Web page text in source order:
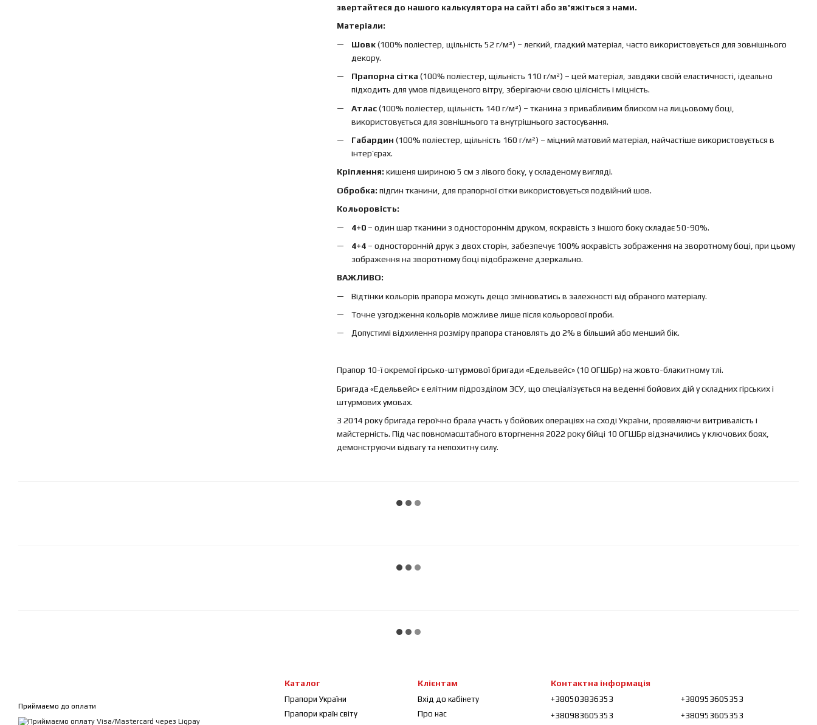
звертайтеся до нашого калькулятора на сайті або зв'яжіться з нами.
Матеріали:
Шовк(100% поліестер, щільність 52 г/м²) – легкий, гладкий матеріал, часто використовується для зовнішнього
декору.
Прапорна сітка (100% поліестер, щільність 110 г/м²) – цей матеріал, завдяки своїй еластичності, ідеально
підходить для умов підвищеного вітру, зберігаючи свою цілісність і міцність.
Атлас(100% поліестер, щільність 140 г/м²) – тканина з привабливим блиском на лицьовому боці,
використовується для зовнішнього та внутрішнього застосування.
Габардин (100% поліестер, щільність 160 г/м²) – міцний матовий матеріал, найчастіше використовується в
інтер’єрах.
Кріплення: кишеня шириною 5 см з лівого боку, у складеному вигляді.
Обробка: підгин тканини, для прапорної сітки використовується подвійний шов.
Кольоровість:
4+0– один шар тканини з одностороннім друком, яскравість з іншого боку складає 50-90%.
4+4– односторонній друк з двох сторін, забезпечує 100% яскравість зображення на зворотному боці, при цьому
зображення на зворотному боці відображене дзеркально.
ВАЖЛИВО:
Відтінки кольорів прапора можуть дещо змінюватись в залежності від обраного матеріалу.
Точне узгодження кольорів можливе лише після кольорової проби.
Допустимі відхилення розміру прапора становлять до 2% в більший або менший бік.
Прапор 10-ї окремої гірсько-штурмової бригади «Едельвейс» (10 ОГШБр) на жовто-блакитному тлі.
Бригада «Едельвейс» є елітним підрозділом ЗСУ, що спеціалізується на веденні бойових дій у складних гірських і
штурмових умовах.
З 2014 року бригада героїчно брала участь у бойових операціях на сході України, проявляючи витривалість і
майстерність. Під час повномасштабного вторгнення 2022 року бійці 10 ОГШБр відзначились у ключових боях,
демонструючи відвагу та непохитну силу.
Приймаємо до оплати
Каталог
Прапори України
Прапори країн світу
Клієнтам
Вхід до кабінету
Про нас
Контактна інформація
+380503836353
+380983605353
+380953605353
+380953605353